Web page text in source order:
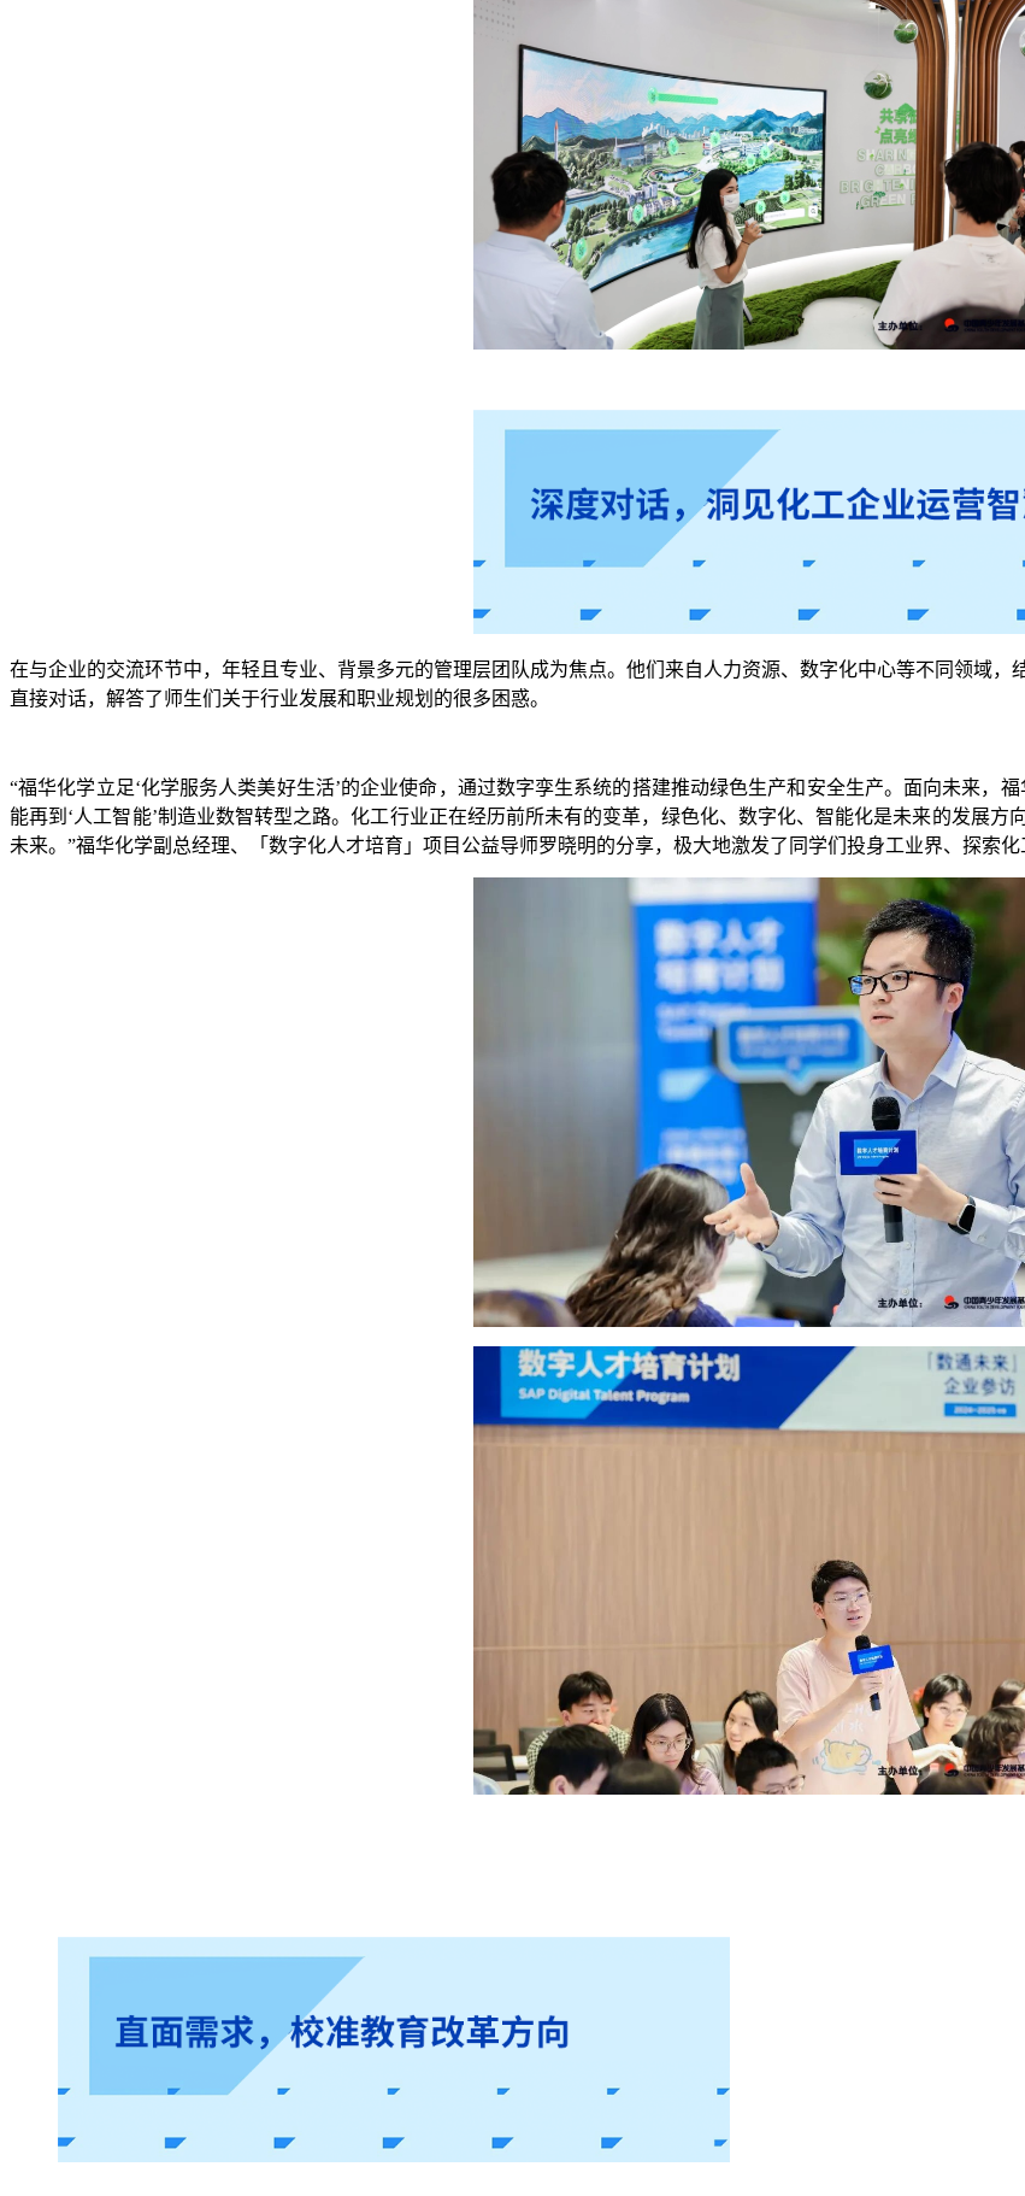
在与企业的交流环节中，年轻且专业、背景多元的管理层团队成为焦点。他们来自人力资源、数字化中心等不同领域
直接对话，解答了师生们关于行业发展和职业规划的很多困惑。
“福华化学立足‘化学服务人类美好生活’的企业使命，通过数字孪生系统的搭建推动绿色生产和安全生产。面向未来，
能再到‘人工智能’制造业数智转型之路。化工行业正在经历前所未有的变革，绿色化、数字化、智能化是未来的发展
未来。”福华化学副总经理、「数字化人才培育」项目公益导师罗晓明的分享，极大地激发了同学们投身工业界、探索化